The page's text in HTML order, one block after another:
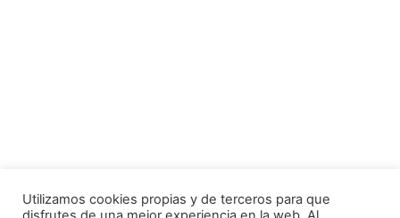
Utilizamos cookies propias y de terceros para que